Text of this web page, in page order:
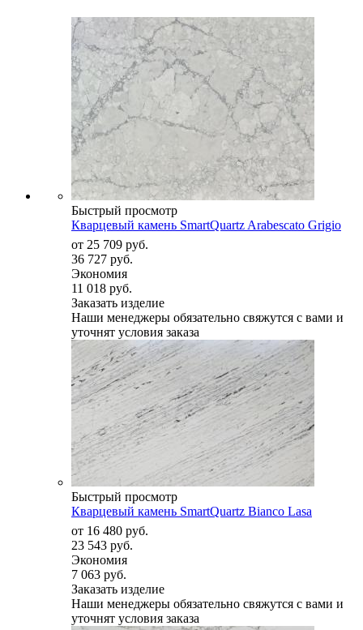
Быстрый просмотр
Кварцевый камень SmartQuartz Arabescato Grigio
от 25 709 руб.
36 727 руб.
Экономия
11 018 руб.
Заказать изделие
Наши менеджеры обязательно свяжутся с вами и
уточнят условия заказа
Быстрый просмотр
Кварцевый камень SmartQuartz Bianco Lasa
от 16 480 руб.
23 543 руб.
Экономия
7 063 руб.
Заказать изделие
Наши менеджеры обязательно свяжутся с вами и
уточнят условия заказа